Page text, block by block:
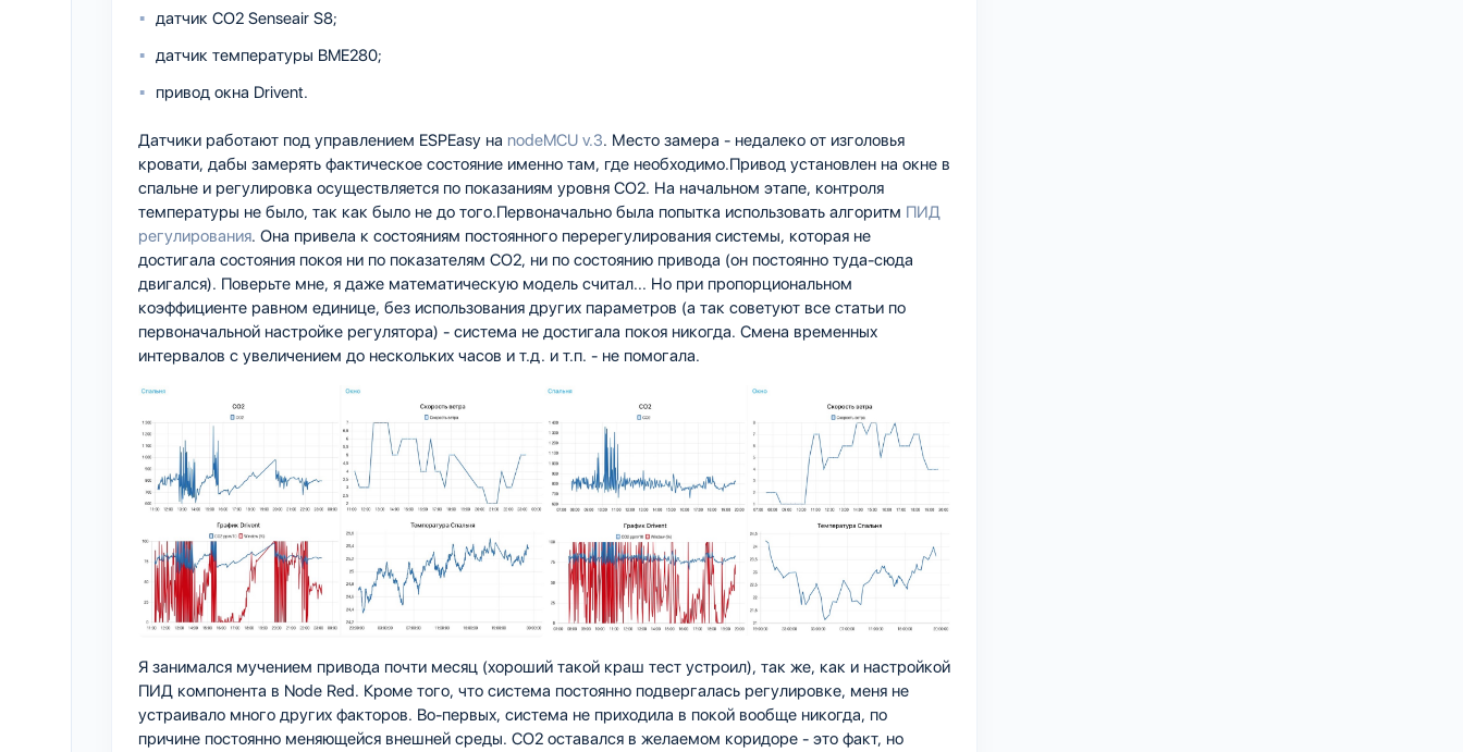
датчик CO2 Senseair S8;
датчик температуры BME280;
привод окна Drivent.
Датчики работают под управлением ESPEasy на nodeMCU v.3. Место замера - недалеко от изголовья
кровати, дабы замерять фактическое состояние именно там, где необходимо.Привод установлен на окне в
спальне и регулировка осуществляется по показаниям уровня CO2. На начальном этапе, контроля
температуры не было, так как было не до того.Первоначально была попытка использовать алгоритм ПИД
регулирования. Она привела к состояниям постоянного перерегулирования системы, которая не
достигала состояния покоя ни по показателям CO2, ни по состоянию привода (он постоянно туда-сюда
двигался). Поверьте мне, я даже математическую модель считал... Но при пропорциональном
коэффициенте равном единице, без использования других параметров (а так советуют все статьи по
первоначальной настройке регулятора) - система не достигала покоя никогда. Смена временных
интервалов с увеличением до нескольких часов и т.д. и т.п. - не помогала.
Я занимался мучением привода почти месяц (хороший такой краш тест устроил), так же, как и настройкой
ПИД компонента в Node Red. Кроме того, что система постоянно подвергалась регулировке, меня не
устраивало много других факторов. Во-первых, система не приходила в покой вообще никогда, по
причине постоянно меняющейся внешней среды. CO2 оставался в желаемом коридоре - это факт, но